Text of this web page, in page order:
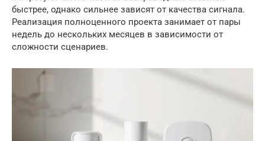
быстрее, однако сильнее зависят от качества сигнала.
Реализация полноценного проекта занимает от пары
недель до нескольких месяцев в зависимости от
сложности сценариев.